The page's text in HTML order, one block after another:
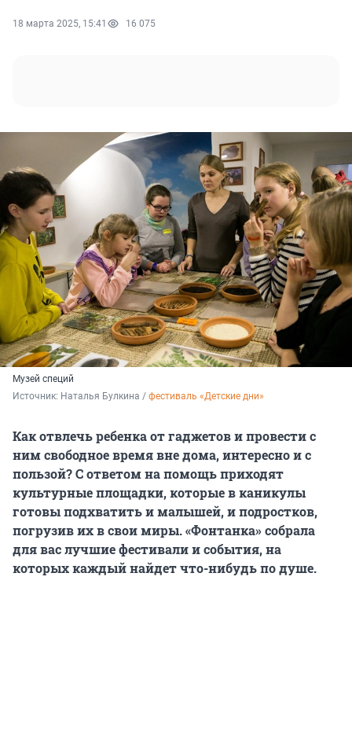
18 марта 2025, 15:41 16 075
Музей специй
Источник: Наталья Булкина / фестиваль «Детские дни»
Как отвлечь ребенка от гаджетов и провести с
ним свободное время вне дома, интересно и с
пользой? С ответом на помощь приходят
культурные площадки, которые в каникулы
готовы подхватить и малышей, и подростков,
погрузив их в свои миры. «Фонтанка» собрала
для вас лучшие фестивали и события, на
которых каждый найдет что-нибудь по душе.